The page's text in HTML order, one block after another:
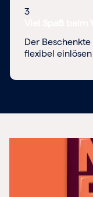
3
Der
flexibel einlösen